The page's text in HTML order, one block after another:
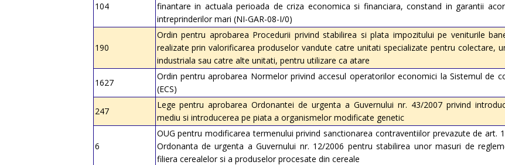
104
finantare in actuala perioada de criza economica si financiara, constand in garantii
intreprinderilor mari (NI-GAR-08-I/0)
190
Ordin pentru aprobarea Procedurii privind stabilirea si plata impozitului pe veniturile
realizate prin valorificarea produselor vandute catre unitati specializate pentru colectare,
industriala sau catre alte unitati, pentru utilizare ca atare
1627
Ordin pentru aprobarea Normelor privind accesul operatorilor economici la Sistemul de
(ECS)
247
Lege pentru aprobarea Ordonantei de urgenta a Guvernului nr. 43/2007 privind
mediu si introducerea pe piata a organismelor modificate genetic
6
OUG pentru modificarea termenului privind sanctionarea contraventiilor prevazute de art.
Ordonanta de urgenta a Guvernului nr. 12/2006 pentru stabilirea unor masuri de
filiera cerealelor si a produselor procesate din cereale